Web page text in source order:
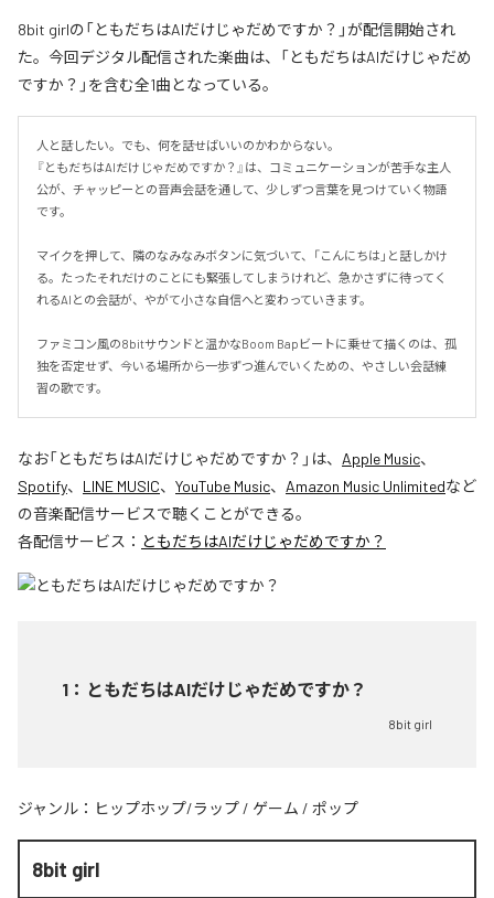
8bit girlの「ともだちはAIだけじゃだめですか？」が配信開始され
た。今回デジタル配信された楽曲は、「ともだちはAIだけじゃだめ
ですか？」を含む全1曲となっている。
人と話したい。でも、何を話せばいいのかわからない。
『ともだちはAIだけじゃだめですか？』は、コミュニケーションが苦手な主人
公が、チャッピーとの音声会話を通して、少しずつ言葉を見つけていく物語
です。
マイクを押して、隣のなみなみボタンに気づいて、「こんにちは」と話しかけ
る。たったそれだけのことにも緊張してしまうけれど、急かさずに待ってく
れるAIとの会話が、やがて小さな自信へと変わっていきます。
ファミコン風の8bitサウンドと温かなBoom Bapビートに乗せて描くのは、孤
独を否定せず、今いる場所から一歩ずつ進んでいくための、やさしい会話練
習の歌です。
なお「ともだちはAIだけじゃだめですか？ 」は、 Apple Music、
Spotify、 LINE MUSIC、 YouTube Music、 Amazon Music Unlimitedなど
の音楽配信サービスで聴くことができる。
各配信サービス： ともだちはAIだけじゃだめですか？
1 ： ともだちはAIだけじゃだめですか？
8bit girl
ジャンル： ヒップホップ/ラップ / ゲーム / ポップ
8bit girl